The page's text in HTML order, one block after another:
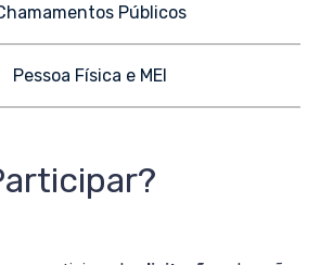
Públicos
Pessoa Física e MEI